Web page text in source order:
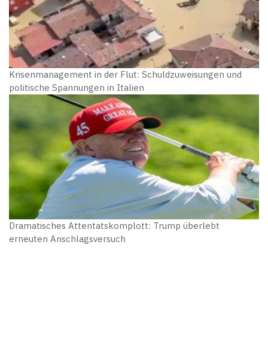
Krisenmanagement in der Flut: Schuldzuweisungen und
politische Spannungen in Italien
Dramatisches Attentatskomplott: Trump überlebt
erneuten Anschlagsversuch